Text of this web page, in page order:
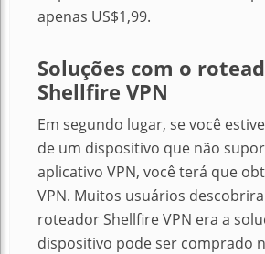
apenas US$1,99.
Soluções com o
Shellfire VPN
Em segundo lugar, se você
de um dispositivo que não
aplicativo VPN, você terá que
VPN. Muitos usuários
roteador Shellfire VPN era a
dispositivo pode ser comprado